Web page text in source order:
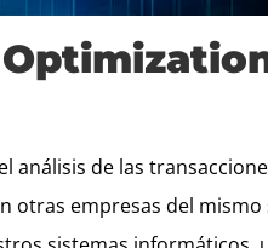
análisis de las
otras empresas del